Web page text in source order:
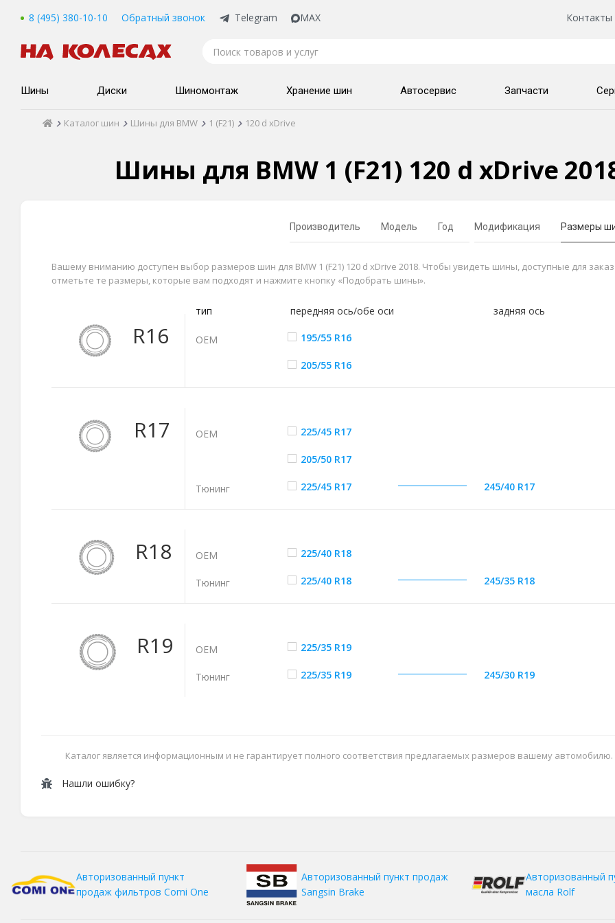
8 (495) 380-10-10 Обратный звонок Telegram MAX Контакты
Шины Диски Шиномонтаж Хранение шин Автосервис Запчасти
Каталог шин Шины для BMW 1 (F21) 120 d xDrive
Шины для BMW 1 (F21) 120 d xDrive
Производитель Модель Год Модификация Размеры
Вашему вниманию доступен выбор размеров шин для BMW 1 (F21) 120 d xDrive 2018. Чтобы увидеть шины, доступные для
отметьте те размеры, которые вам подходят и нажмите кнопку «Подобрать шины».
R16
тип передняя ось/обе оси задняя ось
ОЕМ 195/55 R16
205/55 R16
R17 ОЕМ 225/45 R17
205/50 R17
Тюнинг 225/45 R17 245/40 R17
R18 ОЕМ 225/40 R18
Тюнинг 225/40 R18 245/35 R18
R19 ОЕМ 225/35 R19
Тюнинг 225/35 R19 245/30 R19
Каталог является информационным и не гарантирует полного соответствия предлагаемых размеров вашему автомобилю.
Нашли ошибку?
Авторизованный пункт
продаж фильтров Comi One
Авторизованный пункт продаж
Sangsin Brake
Авторизованный
масла Rolf